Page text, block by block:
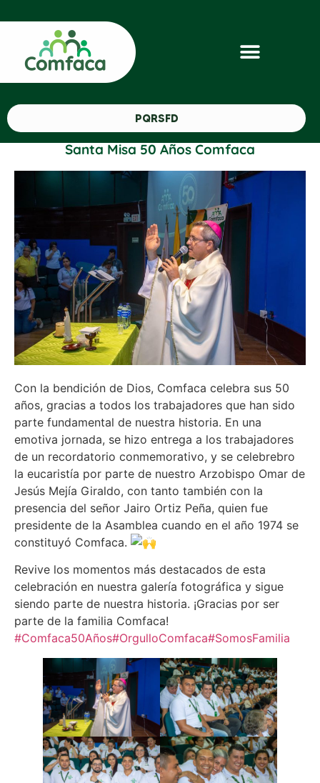
PQRSFD
Santa Misa 50 Años Comfaca
Con la bendición de Dios, Comfaca celebra sus 50
años, gracias a todos los trabajadores que han sido
parte fundamental de nuestra historia. En una
emotiva jornada, se hizo entrega a los trabajadores
de un recordatorio conmemorativo, y se celebrebro
la eucaristía por parte de nuestro Arzobispo Omar de
Jesús Mejía Giraldo, con tanto también con la
presencia del señor Jairo Ortiz Peña, quien fue
presidente de la Asamblea cuando en el año 1974 se
constituyó Comfaca.
Revive los momentos más destacados de esta
celebración en nuestra galería fotográfica y sigue
siendo parte de nuestra historia. ¡Gracias por ser
parte de la familia Comfaca!
#Comfaca50Años#OrgulloComfaca#SomosFamilia